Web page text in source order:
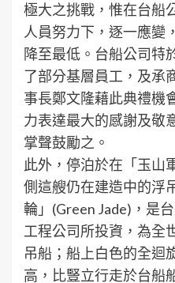
極大之挑戰，惟在台船
人員努力下，逐一應變
降至最低。台船公司特
了部分基層員工，及承
事長鄭文隆藉此典禮機
力表達最大的感謝及敬
掌聲鼓勵之。
此外，停泊於在「玉山
側這艘仍在建造中的浮
輪」(Green Jade)，是
工程公司所投資，為全
吊船；船上白色的全迴
高，比豎立行走於台船